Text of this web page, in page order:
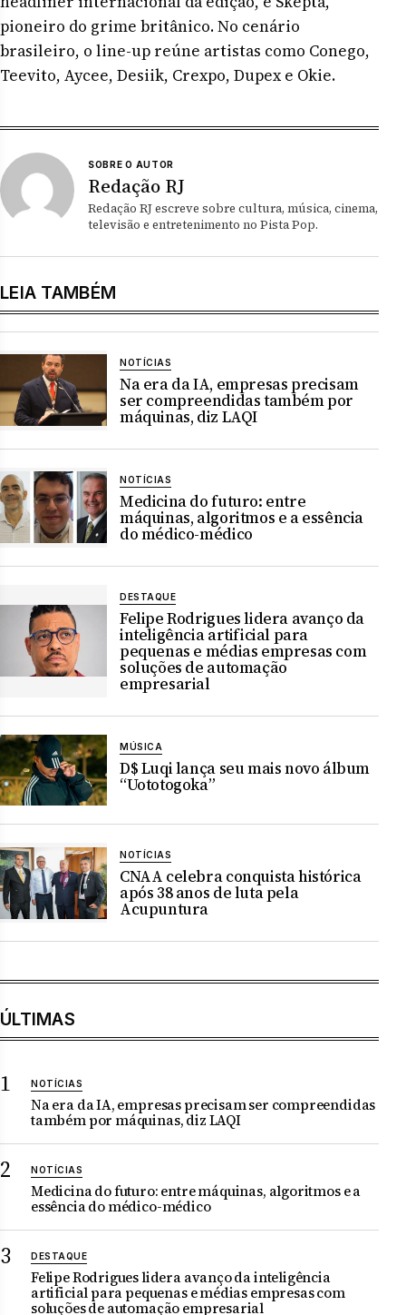
pioneiro do grime britânico. No cenário
brasileiro, o line-up reúne artistas como Conego,
Teevito, Aycee, Desiik, Crexpo, Dupex e Okie.
SOBRE O AUTOR
Redação RJ
Redação RJ escreve sobre cultura, música, cinema,
televisão e entretenimento no Pista Pop.
LEIA TAMBÉM
NOTÍCIAS
Na era da IA, empresas precisam
ser compreendidas também por
máquinas, diz LAQI
NOTÍCIAS
Medicina do futuro: entre
máquinas, algoritmos e a essência
do médico-médico
DESTAQUE
Felipe Rodrigues lidera avanço da
inteligência artificial para
pequenas e médias empresas com
soluções de automação
empresarial
MÚSICA
D$ Luqi lança seu mais novo álbum
“Uototogoka”
NOTÍCIAS
CNAA celebra conquista histórica
após 38 anos de luta pela
Acupuntura
ÚLTIMAS
NOTÍCIAS
Na era da IA, empresas precisam ser compreendidas
também por máquinas, diz LAQI
NOTÍCIAS
Medicina do futuro: entre máquinas, algoritmos e a
essência do médico-médico
DESTAQUE
Felipe Rodrigues lidera avanço da inteligência
artificial para pequenas e médias empresas com
soluções de automação empresarial